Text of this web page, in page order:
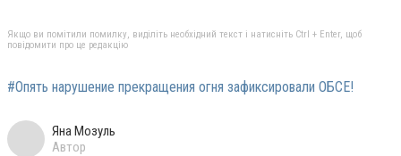
Якщо ви помітили помилку, виділіть необхідний текст і натисніть Ctrl + Enter, щоб
повідомити про це редакцію
#Опять нарушение прекращения огня зафиксировали ОБСЕ!
Яна Мозуль
Автор